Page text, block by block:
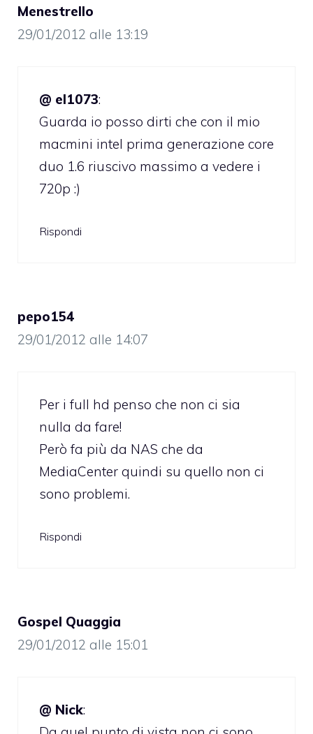
Menestrello
29/01/2012 alle 13:19
@ el1073:
Guarda io posso dirti che con il mio
macmini intel prima generazione core
duo 1.6 riuscivo massimo a vedere i
720p :)
Rispondi
pepo154
29/01/2012 alle 14:07
Per i full hd penso che non ci sia
nulla da fare!
Però fa più da NAS che da
MediaCenter quindi su quello non ci
sono problemi.
Rispondi
Gospel Quaggia
29/01/2012 alle 15:01
@ Nick: